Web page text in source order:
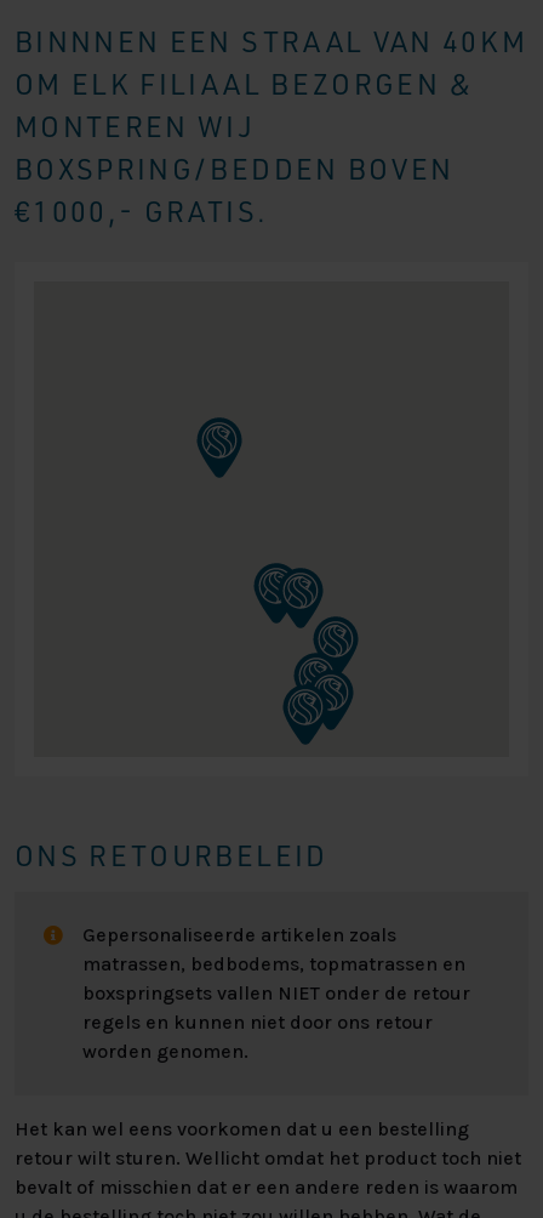
BINNNEN EEN STRAAL VAN 40KM
OM ELK FILIAAL BEZORGEN &
MONTEREN WIJ
BOXSPRING/BEDDEN BOVEN
€1000,- GRATIS.
ONS RETOURBELEID
Gepersonaliseerde artikelen zoals
matrassen, bedbodems, topmatrassen en
boxspringsets vallen NIET onder de retour
regels en kunnen niet door ons retour
worden genomen.
Het kan wel eens voorkomen dat u een bestelling
retour wilt sturen. Wellicht omdat het product toch niet
bevalt of misschien dat er een andere reden is waarom